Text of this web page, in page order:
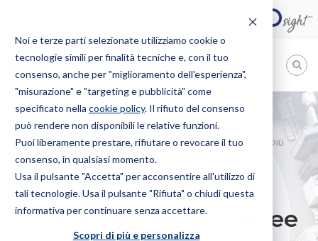
Noi e terze parti selezionate utilizziamo cookie o
tecnologie simili per finalità tecniche e, con il tuo
consenso, anche per "miglioramento dell'esperienza",
"misurazione" e "targeting e pubblicità" come
specificato nella cookie policy. Il rifiuto del consenso
può rendere non disponibili le relative funzioni.
Puoi liberamente prestare, rifiutare o revocare il tuo
consenso, in qualsiasi momento.
Usa il pulsante "Accetta" per acconsentire all'utilizzo di
tali tecnologie. Usa il pulsante "Rifiuta" o chiudi questa
informativa per continuare senza accettare.
Scopri di più e personalizza
Bugnion
The
way
HOME NEWS
NUOVA DIRETTIVA GREEN CLAIMS: REGOLE PIÙ
FERREE CONTRO IL GREENWASHING
Nuova Direttiva Green
Claims: regole più ferree